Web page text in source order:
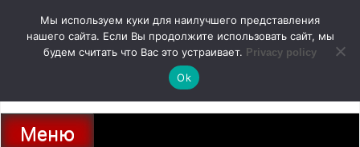
содержимому
autodoc24.ru
Новости про современные автомобили и не только, новинки зарубежного
и отечественного автопрома
Меню
Мы используем куки для наилучшего представления
нашего сайта. Если Вы продолжите использовать сайт, мы
будем считать что Вас это устраивает. Privacy policy
Ok